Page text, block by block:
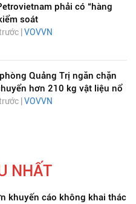
phải có “hàng
soát
| VOVVN
Quảng Trị ngăn chặn
hơn 210 kg vật liệu nổ
| VOVVN
NHẤT
khuyến cáo không khai thác